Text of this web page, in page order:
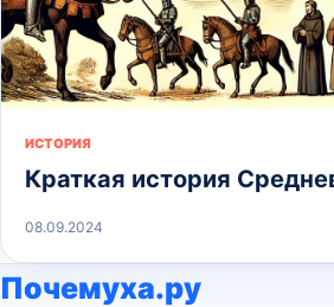
ИСТОРИЯ
Краткая история
08.09.2024
Почемуха.ру